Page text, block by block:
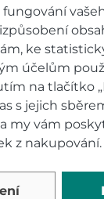
HODNOCENÍ
fungování
ke
účelům
na tlačítko
s jejich
my vám
z nakupování.